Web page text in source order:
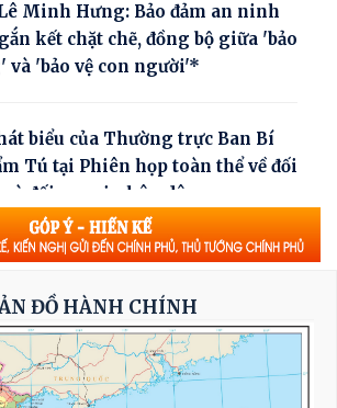
Minh Hưng: Bảo đảm an ninh
kết chặt chẽ, đồng bộ giữa 'bảo
và 'bảo vệ con người'*
biểu của Thường trực Ban Bí
Tú tại Phiên họp toàn thể về đối
và đối ngoại nhân dân
Ban Bí thư Trần Cẩm Tú tiếp Đại
hoàn thiện đề xuất cơ chế, chính
Trung tâm lọc hóa dầu và
ĐỒ HÀNH CHÍNH